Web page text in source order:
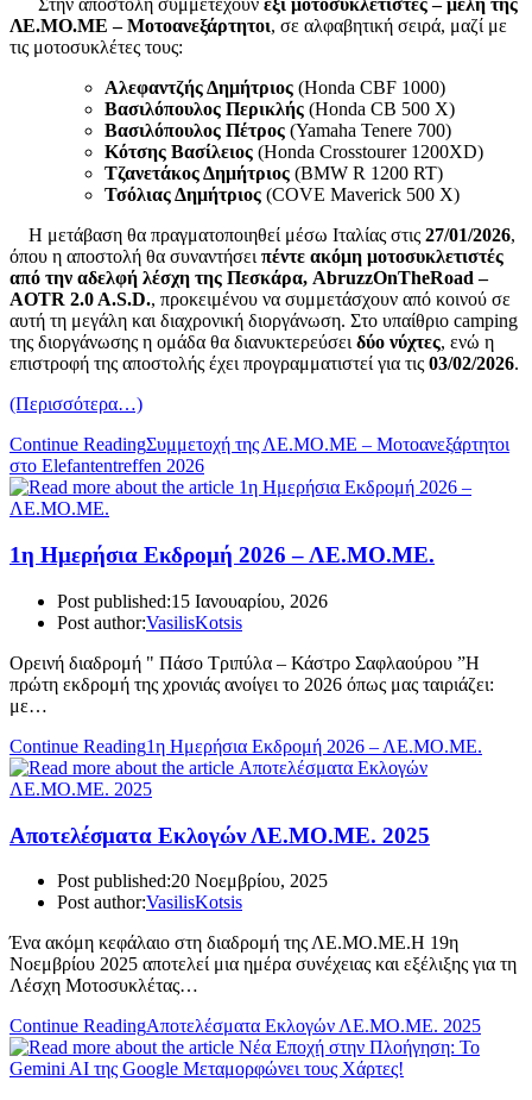
Στην αποστολή συμμετέχουν έξι μοτοσυκλετιστές – μέλη της
ΛΕ.ΜΟ.ΜΕ – Μοτοανεξάρτητοι, σε αλφαβητική σειρά, μαζί με
τις μοτοσυκλέτες τους:
Αλεφαντζής Δημήτριος (Honda CBF 1000)
Βασιλόπουλος Περικλής (Honda CB 500 X)
Βασιλόπουλος Πέτρος (Yamaha Tenere 700)
Κότσης Βασίλειος (Honda Crosstourer 1200XD)
Τζανετάκος Δημήτριος (BMW R 1200 RT)
Τσόλιας Δημήτριος (COVE Maverick 500 X)
Η μετάβαση θα πραγματοποιηθεί μέσω Ιταλίας στις 27/01/2026,
όπου η αποστολή θα συναντήσει πέντε ακόμη μοτοσυκλετιστές
από την αδελφή λέσχη της Πεσκάρα, AbruzzOnTheRoad –
AOTR 2.0 A.S.D., προκειμένου να συμμετάσχουν από κοινού σε
αυτή τη μεγάλη και διαχρονική διοργάνωση. Στο υπαίθριο camping
της διοργάνωσης η ομάδα θα διανυκτερεύσει δύο νύχτες, ενώ η
επιστροφή της αποστολής έχει προγραμματιστεί για τις 03/02/2026.
(Περισσότερα…)
Continue ReadingΣυμμετοχή της ΛΕ.ΜΟ.ΜΕ – Μοτοανεξάρτητοι
στο Elefantentreffen 2026
1η Ημερήσια Εκδρομή 2026 – ΛΕ.ΜΟ.ΜΕ.
Post published:15 Ιανουαρίου, 2026
Post author:VasilisKotsis
Ορεινή διαδρομή " Πάσο Τριπύλα – Κάστρο Σαφλαούρου ”Η
πρώτη εκδρομή της χρονιάς ανοίγει το 2026 όπως μας ταιριάζει:
με…
Continue Reading1η Ημερήσια Εκδρομή 2026 – ΛΕ.ΜΟ.ΜΕ.
Αποτελέσματα Εκλογών ΛΕ.ΜΟ.ΜΕ. 2025
Post published:20 Νοεμβρίου, 2025
Post author:VasilisKotsis
Ένα ακόμη κεφάλαιο στη διαδρομή της ΛΕ.ΜΟ.ΜΕ.Η 19η
Νοεμβρίου 2025 αποτελεί μια ημέρα συνέχειας και εξέλιξης για τη
Λέσχη Μοτοσυκλέτας…
Continue ReadingΑποτελέσματα Εκλογών ΛΕ.ΜΟ.ΜΕ. 2025